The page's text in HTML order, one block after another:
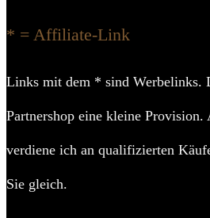
* = Affiliate-Link
Links mit dem * sind Werbelinks.
Partnershop eine kleine Provision.
verdiene ich an qualifizierten
Sie gleich.